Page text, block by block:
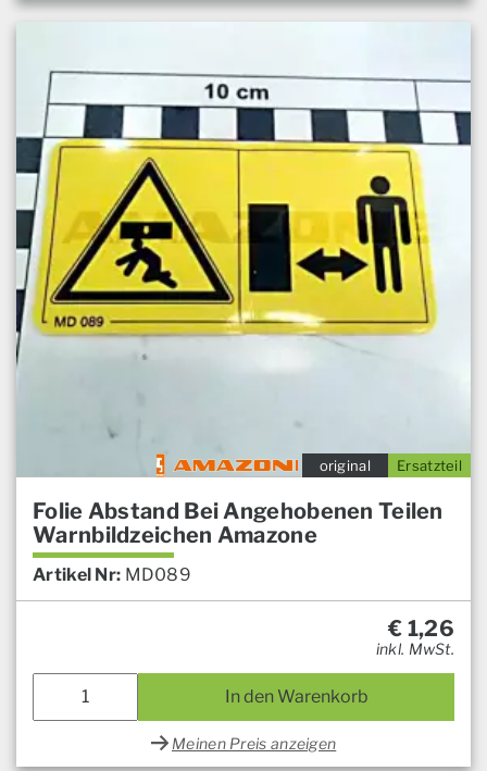
Ersatzteil
original
Folie Abstand Bei Angehobenen Teilen
Warnbildzeichen Amazone
Artikel Nr: MD089
€ 1,26
inkl. MwSt.
In den Warenkorb
Meinen Preis anzeigen